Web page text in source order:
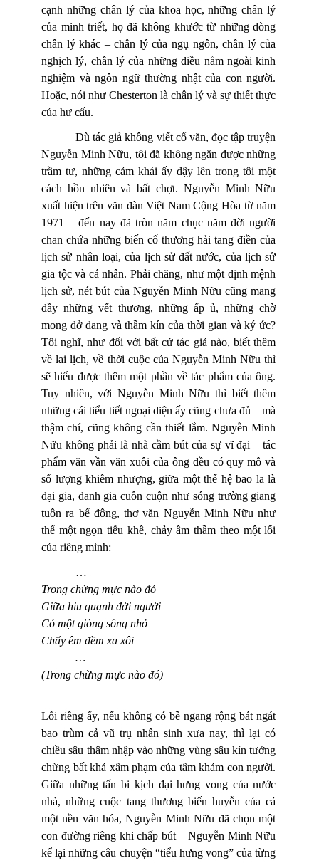
cạnh những chân lý của khoa học, những chân lý
của minh triết, họ đã không khước từ những dòng
chân lý khác – chân lý của ngụ ngôn, chân lý của
nghịch lý, chân lý của những điều nằm ngoài kinh
nghiệm và ngôn ngữ thường nhật của con người.
Hoặc, nói như Chesterton là chân lý và sự thiết thực
của hư cấu.
Dù tác giả không viết cổ văn, đọc tập truyện
Nguyễn Minh Nữu, tôi đã không ngăn được những
trầm tư, những cảm khái ấy dậy lên trong tôi một
cách hồn nhiên và bất chợt. Nguyễn Minh Nữu
xuất hiện trên văn đàn Việt Nam Cộng Hòa từ năm
1971– đến nay đã tròn năm chục năm đời người
chan chứa những biến cố thương hải tang điền của
lịch sử nhân loại, của lịch sử đất nước, của lịch sử
gia tộc và cá nhân. Phải chăng, như một định mệnh
lịch sử, nét bút của Nguyễn Minh Nữu cũng mang
đầy những vết thương, những ấp ủ, những chờ
mong dở dang và thầm kín của thời gian và ký ức?
Tôi nghĩ, như đối với bất cứ tác giả nào, biết thêm
về lai lịch, về thời cuộc của Nguyễn Minh Nữu thì
sẽ hiểu được thêm một phần về tác phẩm của ông.
Tuy nhiên, với Nguyễn Minh Nữu thì biết thêm
những cái tiểu tiết ngoại diện ấy cũng chưa đủ – mà
thậm chí, cũng không cần thiết lắm. Nguyễn Minh
Nữu không phải là nhà cầm bút của sự vĩ đại – tác
phẩm văn vần văn xuôi của ông đều có quy mô và
số lượng khiêm nhượng, giữa một thế hệ bao la là
đại gia, danh gia cuồn cuộn như sóng trường giang
tuôn ra bể đông, thơ văn Nguyễn Minh Nữu như
thể một ngọn tiểu khê, chảy âm thầm theo một lối
của riêng mình:
…
Trong chừng mực nào đó
Giữa hiu quạnh đời người
Có một giòng sông nhỏ
Chẩy êm đềm xa xôi
…
(Trong chừng mực nào đó)
Lối riêng ấy, nếu không có bề ngang rộng bát ngát
bao trùm cả vũ trụ nhân sinh xưa nay, thì lại có
chiều sâu thâm nhập vào những vùng sâu kín tưởng
chừng bất khả xâm phạm của tâm khảm con người.
Giữa những tấn bi kịch đại hưng vong của nước
nhà, những cuộc tang thương biến huyễn của cả
một nền văn hóa, Nguyễn Minh Nữu đã chọn một
con đường riêng khi chấp bút – Nguyễn Minh Nữu
kể lại những câu chuyện “tiểu hưng vong” của từng